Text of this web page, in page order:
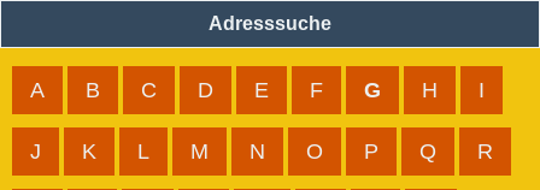
Adresssuche
A B C D E F G H I
J K L M N O P Q R